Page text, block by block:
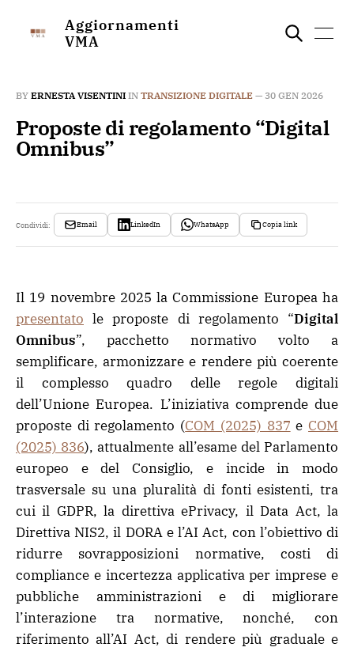
Aggiornamenti
VMA
BY ERNESTA VISENTINI IN TRANSIZIONE DIGITALE — 30 GEN 2026
Proposte di regolamento “Digital
Omnibus”
Condividi: Email LinkedIn WhatsApp Copia link
Il 19 novembre 2025 la Commissione Europea ha
presentato le proposte di regolamento “Digital
Omnibus”, pacchetto normativo volto a
semplificare, armonizzare e rendere più coerente
il complesso quadro delle regole digitali
dell’Unione Europea. L’iniziativa comprende due
proposte di regolamento (COM (2025) 837 e COM
(2025) 836), attualmente all’esame del Parlamento
europeo e del Consiglio, e incide in modo
trasversale su una pluralità di fonti esistenti, tra
cui il GDPR, la direttiva ePrivacy, il Data Act, la
Direttiva NIS2, il DORA e l’AI Act, con l’obiettivo di
ridurre sovrapposizioni normative, costi di
compliance e incertezza applicativa per imprese e
pubbliche amministrazioni e di migliorare
l’interazione tra normative, nonché, con
riferimento all’AI Act, di rendere più graduale e